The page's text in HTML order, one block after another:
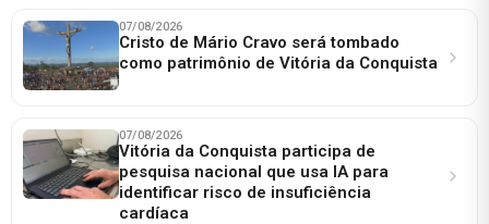
07/08/2026
Cristo de Mário Cravo será tombado
como patrimônio de Vitória da Conquista
07/08/2026
Vitória da Conquista participa de
pesquisa nacional que usa IA para
identificar risco de insuficiência
cardíaca